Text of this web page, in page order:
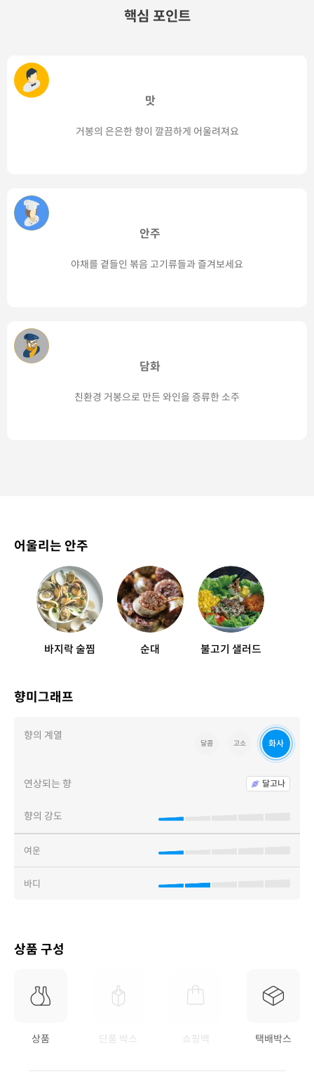
핵심 포인트
맛
거봉의 은은한 향이 깔끔하게 어울려져요
안주
야채를 곁들인 볶음 고기류들과 즐겨보세요
담화
친환경 거봉으로 만든 와인을 증류한 소주
어울리는 안주
바지락 술찜 순대 불고기 샐러드
향미그래프
향의 계열
달콤 고소 화사
연상되는 향 달고나
향의 강도
여운
바디
상품 구성
상품 단품 박스 쇼핑백 택배박스